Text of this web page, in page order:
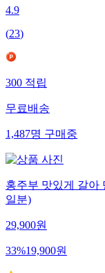
4.9
(23)
300 적립
무료배송
1,487명 구매중
홍주부 맛있게 갈아
일분)
29,900원
33%19,900원